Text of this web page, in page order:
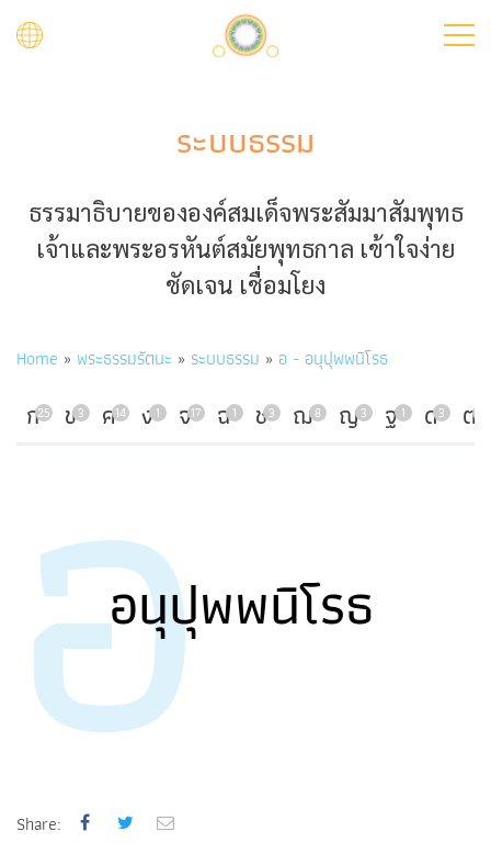
ระบบธรรม
ธรรมาธิบายขององค์สมเด็จพระสัมมาสัมพุทธ
เจ้าและพระอรหันต์สมัยพุทธกาล เข้าใจง่าย
ชัดเจน เชื่อมโยง
Breadcrumb
Home พระธรรมรัตนะ ระบบธรรม อ - อนุปุพพนิโรธ
ก25 ข3 ค14 ง1 จ17 ฉ1 ช3 ฌ8 ญ3 ฐ1 ด3 ต
อ
อนุปุพพนิโรธ
Share: